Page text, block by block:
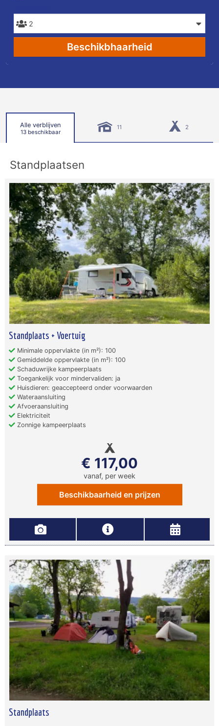
Beschikbhaarheid
Alle verblijven
13 beschikbaar
11 2
Standplaatsen
Standplaats + Voertuig
Minimale oppervlakte (in m²): 100
Gemiddelde oppervlakte (in m²): 100
Schaduwrijke kampeerplaats
Toegankelijk voor mindervaliden: ja
Huisdieren: geaccepteerd onder voorwaarden
Wateraansluiting
Afvoeraansluiting
Elektriciteit
Zonnige kampeerplaats
€ 117,00
vanaf, per week
Beschikbaarheid en prijzen
Standplaats